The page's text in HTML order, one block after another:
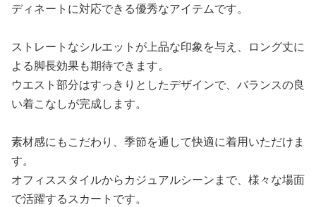
ディネートに対応できる優秀なアイテムです。
ストレートなシルエットが上品な印象を与え、ロング丈に
よる脚長効果も期待できます。
ウエスト部分はすっきりとしたデザインで、バランスの良
い着こなしが完成します。
素材感にもこだわり、季節を通して快適に着用いただけま
す。
オフィススタイルからカジュアルシーンまで、様々な場面
で活躍するスカートです。